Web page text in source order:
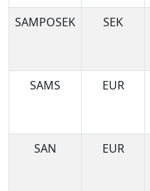
SAMPOSEK
SEK
SAMS
EUR
SAN
EUR